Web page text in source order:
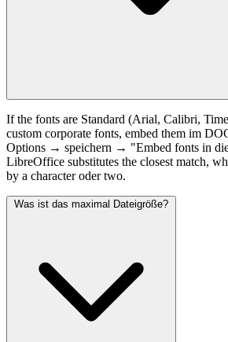
If the fonts are Standard (Arial, Calibri,
custom corporate fonts, embed them im
Options → speichern → "Embed fonts in
LibreOffice substitutes the closest match,
by a character oder two.
Was ist das maximal Dateigröße?